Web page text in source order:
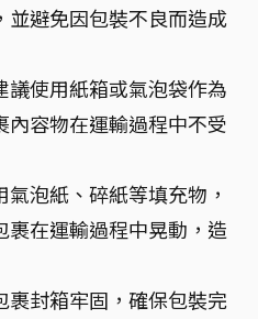
避免因包裝不良而造成
議使用紙箱或氣泡袋作為
容物在運輸過程中不受
氣泡紙、碎紙等填充物，
在運輸過程中晃動，造
裹封箱牢固，確保包裝完